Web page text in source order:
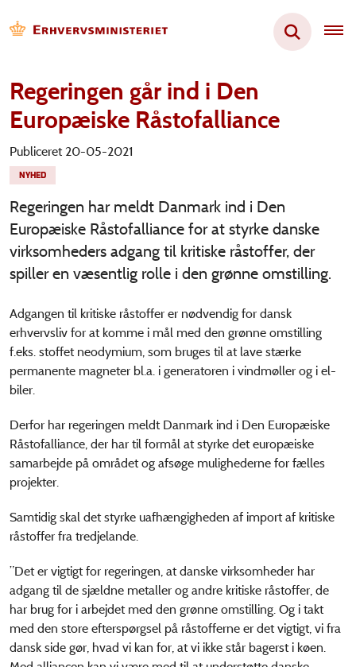
Regeringen går ind i Den
Europæiske Råstofalliance
Publiceret 20-05-2021
NYHED
Regeringen har meldt Danmark ind i Den
Europæiske Råstofalliance for at styrke danske
virksomheders adgang til kritiske råstoffer, der
spiller en væsentlig rolle i den grønne omstilling.
Adgangen til kritiske råstoffer er nødvendig for dansk
erhvervsliv for at komme i mål med den grønne omstilling
f.eks. stoffet neodymium, som bruges til at lave stærke
permanente magneter bl.a. i generatoren i vindmøller og i el-
biler.
Derfor har regeringen meldt Danmark ind i Den Europæiske
Råstofalliance, der har til formål at styrke det europæiske
samarbejde på området og afsøge mulighederne for fælles
projekter.
Samtidig skal det styrke uafhængigheden af import af kritiske
råstoffer fra tredjelande.
”Det er vigtigt for regeringen, at danske virksomheder har
adgang til de sjældne metaller og andre kritiske råstoffer, de
har brug for i arbejdet med den grønne omstilling. Og i takt
med den store efterspørgsel på råstofferne er det vigtigt, vi fra
dansk side gør, hvad vi kan for, at vi ikke står bagerst i køen.